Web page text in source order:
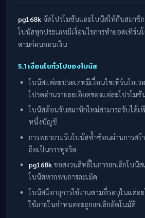
pg168k จัดโปรโมชันและโบนัสให้กับสมาชิก
โบนัสทุกประเภทมีเงื่อนไขการทำยอดเทิร์น
ตามก่อนถอนเงิน
5.1 เงื่อนไขทั่วไปของโบนัส
โบนัสแต่ละประเภทมีเงื่อนไขเทิร์นโอเ
โปรดอ่านรายละเอียดของแต่ละโปรโม
โบนัสต้อนรับสมาชิกใหม่สามารถรับได้เ
หนึ่งบัญชี
การพยายามรับโบนัสซ้ำซ้อนผ่านการส
ถือเป็นการทุจริต
pg168k ขอสงวนสิทธิ์ในการยกเลิกโบนัส
โบนัสหากพบการละเมิด
โบนัสมีอายุการใช้งานตามที่ระบุในแต่ล
ใช้ภายในกำหนดจะถูกยกเลิกอัตโนมัติ